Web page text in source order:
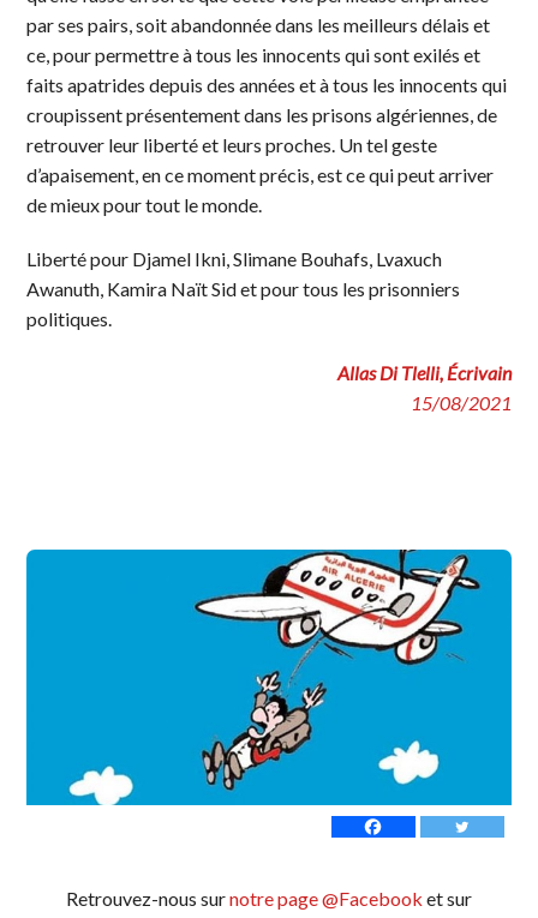
par ses pairs, soit abandonnée dans les meilleurs délais et
ce, pour permettre à tous les innocents qui sont exilés et
faits apatrides depuis des années et à tous les innocents qui
croupissent présentement dans les prisons algériennes, de
retrouver leur liberté et leurs proches. Un tel geste
d’apaisement, en ce moment précis, est ce qui peut arriver
de mieux pour tout le monde.
Liberté pour Djamel Ikni, Slimane Bouhafs, Lvaxuch
Awanuth, Kamira Naït Sid et pour tous les prisonniers
politiques.
Allas Di Tlelli, Écrivain
15/08/2021
Retrouvez-nous surnotre page @Facebook et sur